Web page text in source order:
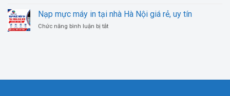
nhà
Nội
mực
máy
in
in
Nạp mực máy in tại nhà Hà Nội giá rẻ, uy tín
Chức năng bình luận bị tắtở